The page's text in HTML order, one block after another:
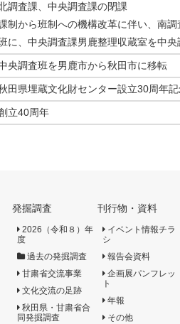
調査課、中央調査課の閉課
制から班制への機構改革に伴い、南
に、中央調査課男鹿整理収蔵室を中央
央調査班を男鹿市から秋田市に移転
田県埋蔵文化財センター設立30周年
立40周年
発掘調査
2026（令和８）年
度
過去の発掘調査
甘粛省交流事業
文化交流の足跡
秋田県・甘粛省合
同発掘調査
刊行物・資料
イベント情報チラ
シ
報告会資料
企画展パンフレッ
ト
年報
その他